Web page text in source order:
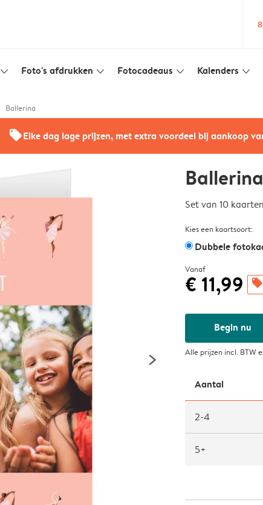
slim_arrow_down Foto's afdrukken slim_arrow_down Fotocadeaus slim_arrow_down Kalenders slim_arrow_down
Ballerina
offersElke dag lage prijzen, met extra voordeel bij aankoop
Ballerina
Set van 10
Kies een kaartsoort:
Dubbele
Vanaf
€ 11,99 offers
Begin nu
Alle prijzen incl. BTW
Aantal
2-4
5+